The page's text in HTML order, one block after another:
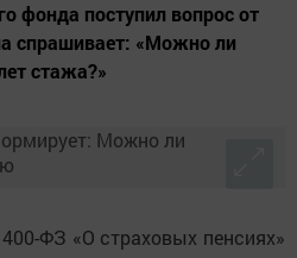
фонда поступил вопрос от
спрашивает: «Можно ли
стажа?»
ФЗ «О страховых пенсиях»